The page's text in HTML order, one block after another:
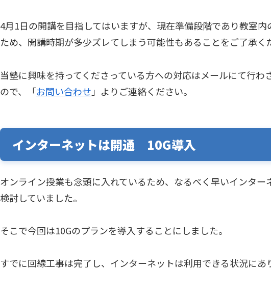
4月1日の開講を目指してはいますが、現在準備段階であり教室内
ため、開講時期が多少ズレてしまう可能性もあることをご了承く
当塾に興味を持ってくださっている方への対応はメールにて行わ
ので、「お問い合わせ 」よりご連絡ください。
インターネットは開通 10G導入
オンライン授業も念頭に入れているため、なるべく早いインター
検討していました。
そこで今回は10Gのプランを導入することにしました。
すでに回線工事は完了し、インターネットは利用できる状況にあ